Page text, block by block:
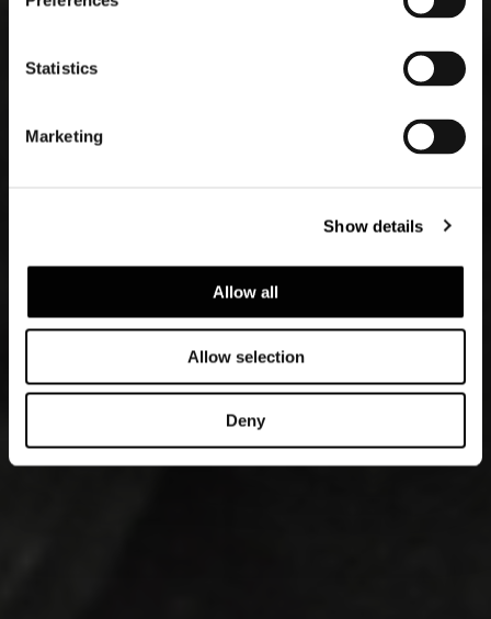
Statistics
Marketing
Show details
Allow all
Allow selection
Deny